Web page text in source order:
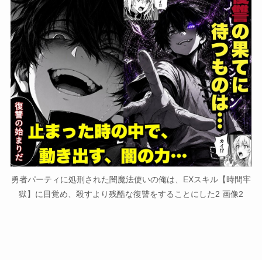
勇者パーティに処刑された闇魔法使いの俺は、EXスキル【時間牢
獄】に目覚め、殺すより残酷な復讐をすることにした2 画像2